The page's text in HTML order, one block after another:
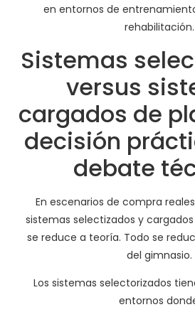
en entornos de
rehabilitación.
Sistemas
versus
cargados de
decisión
debate
En escenarios de compra
sistemas selectizados y
se reduce a teoría. Todo se
del gimnasio.
Los sistemas selectorizados
entornos